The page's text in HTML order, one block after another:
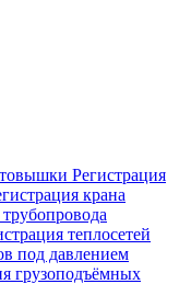
Регистрация
крана
теплосетей
под давлением
грузоподъёмных